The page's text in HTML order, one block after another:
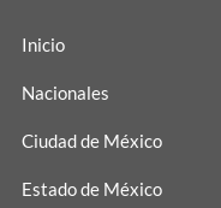
Inicio
Nacionales
Ciudad de México
Estado de México